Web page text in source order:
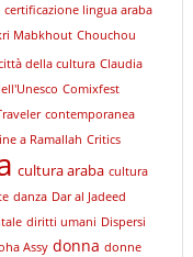
certificazione lingua araba
Mabkhout Chouchou
della cultura Claudia
Comixfest
contemporanea
a Ramallah Critics
cultura araba cultura
danza Dar al Jadeed
diritti umani Dispersi
Assy donna donne